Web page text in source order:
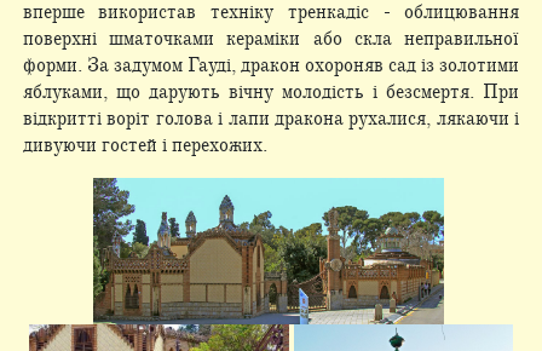
вперше використав техніку тренкадіс - облицювання
поверхні шматочками кераміки або скла неправильної
форми. За задумом Гауді, дракон охороняв сад із золотими
яблуками, що дарують вічну молодість і безсмертя. При
відкритті воріт голова і лапи дракона рухалися, лякаючи і
дивуючи гостей і перехожих.